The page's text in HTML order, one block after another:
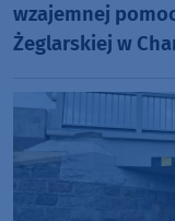
wzajemnej
Żeglarskiej w